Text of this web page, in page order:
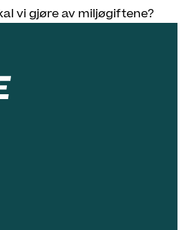
vi gjøre av miljøgiftene?